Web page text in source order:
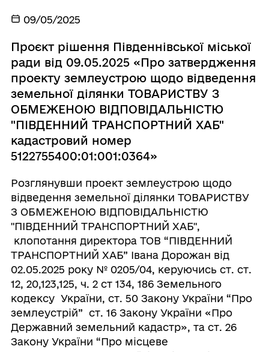
09/05/2025
Проєкт рішення Південнівської міської
ради від 09.05.2025 «Про затвердження
проекту землеустрою щодо відведення
земельної ділянки ТОВАРИСТВУ З
ОБМЕЖЕНОЮ ВІДПОВІДАЛЬНІСТЮ
"ПІВДЕННИЙ ТРАНСПОРТНИЙ ХАБ"
кадастровий номер
5122755400:01:001:0364»
Розглянувши проект землеустрою щодо
відведення земельної ділянки ТОВАРИСТВУ
З ОБМЕЖЕНОЮ ВІДПОВІДАЛЬНІСТЮ
"ПІВДЕННИЙ ТРАНСПОРТНИЙ ХАБ",
клопотання директора ТОВ “ПІВДЕННИЙ
ТРАНСПОРТНИЙ ХАБ” Івана Дорожан від
02.05.2025 року № 0205/04, керуючись ст. ст.
12, 20,123,125, ч. 2 ст 134, 186 Земельного
кодексу України, ст. 50 Закону України “Про
землеустрій” ст. 16 Закону України «Про
Державний земельний кадастр», та ст. 26
Закону України “Про місцеве